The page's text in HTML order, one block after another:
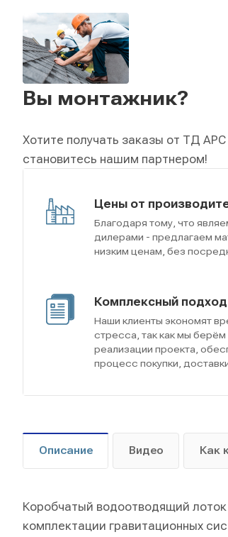
Вы монтажник?
Хотите получать заказы от ТД
становитесь нашим партнером!
Цены от
Благодаря тому, что
дилерами - предлагаем
низким ценам, без
Комплексный подход
Наши клиенты экономят
стресса, так как мы
реализации проекта,
процесс покупки,
Описание Видео Как
Коробчатый водоотводящий
комплектации гравитационных